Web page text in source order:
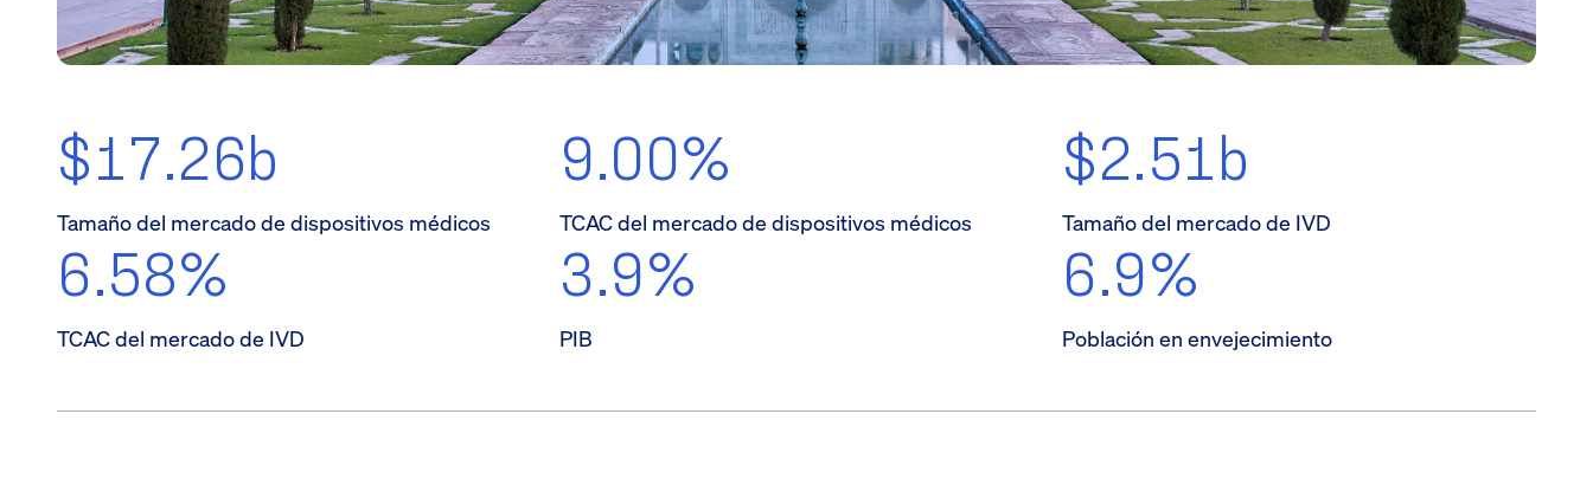
$17.26b
Tamaño del mercado de dispositivos médicos
9.00%
TCAC del mercado de dispositivos médicos
$2.51b
Tamaño del mercado de IVD
6.58%
TCAC del mercado de IVD
3.9%
PIB
6.9%
Población en envejecimiento